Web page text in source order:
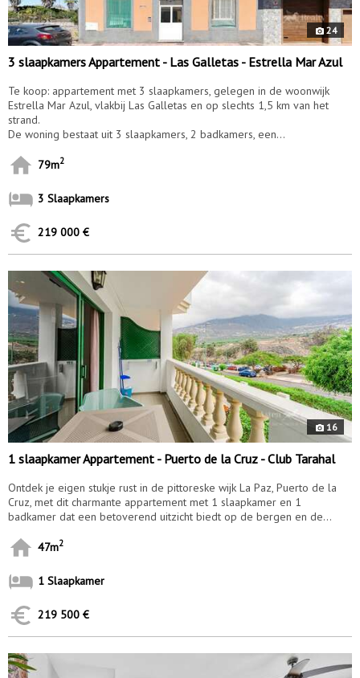
24
3 slaapkamers Appartement - Las Galletas - Estrella Mar Azul
Te koop: appartement met 3 slaapkamers, gelegen in de woonwijk
Estrella Mar Azul, vlakbij Las Galletas en op slechts 1,5 km van het
strand.
De woning bestaat uit 3 slaapkamers, 2 badkamers, een...
79m2
3 Slaapkamers
219 000 €
16
1 slaapkamer Appartement - Puerto de la Cruz - Club Tarahal
Ontdek je eigen stukje rust in de pittoreske wijk La Paz, Puerto de la
Cruz, met dit charmante appartement met 1 slaapkamer en 1
badkamer dat een betoverend uitzicht biedt op de bergen en de...
47m2
1 Slaapkamer
219 500 €